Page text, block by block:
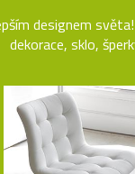
designem
dekorace, sklo,